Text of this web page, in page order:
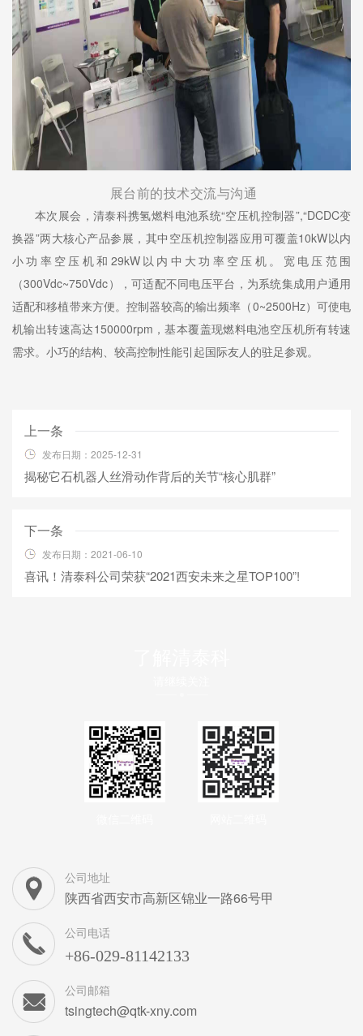
展台前的技术交流与沟通
本次展会，清泰科携氢燃料电池系统“空压机控制器”,“DCDC变
换器”两大核心产品参展，其中空压机控制器应用可覆盖10kW以内
小功率空压机和29kW以内中大功率空压机。宽电压范围
（300Vdc~750Vdc），可适配不同电压平台，为系统集成用户通用
适配和移植带来方便。控制器较高的输出频率（0~2500Hz）可使电
机输出转速高达150000rpm，基本覆盖现燃料电池空压机所有转速
需求。小巧的结构、较高控制性能引起国际友人的驻足参观。
上一条
发布日期：2025-12-31
揭秘它石机器人丝滑动作背后的关节“核心肌群”
下一条
发布日期：2021-06-10
喜讯！清泰科公司荣获“2021西安未来之星TOP100”!
公司地址
陕西省西安市高新区锦业一路66号甲
公司电话
+86-029-81142133
公司邮箱
tsingtech@qtk-xny.com